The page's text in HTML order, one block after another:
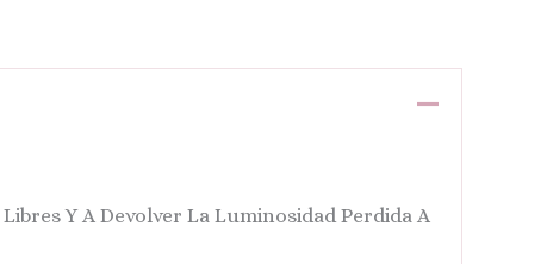
Y A Devolver La Luminosidad Perdida A